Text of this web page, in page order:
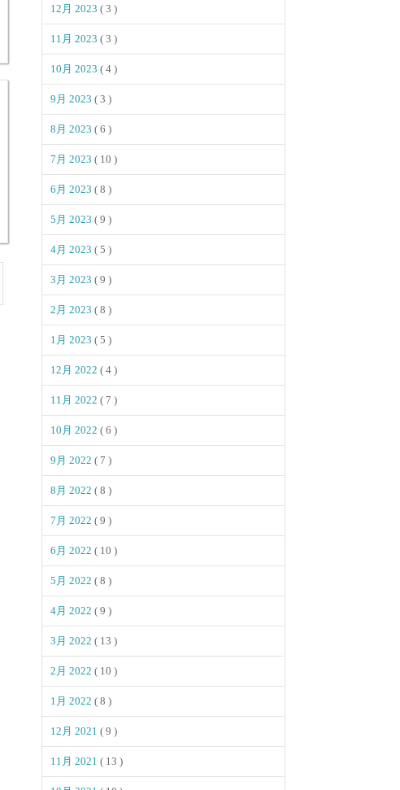
12月 2023 ( 3 )
11月 2023 ( 3 )
10月 2023 ( 4 )
9月 2023 ( 3 )
8月 2023 ( 6 )
7月 2023 ( 10 )
6月 2023 ( 8 )
5月 2023 ( 9 )
4月 2023 ( 5 )
3月 2023 ( 9 )
2月 2023 ( 8 )
1月 2023 ( 5 )
12月 2022 ( 4 )
11月 2022 ( 7 )
10月 2022 ( 6 )
9月 2022 ( 7 )
8月 2022 ( 8 )
7月 2022 ( 9 )
6月 2022 ( 10 )
5月 2022 ( 8 )
4月 2022 ( 9 )
3月 2022 ( 13 )
2月 2022 ( 10 )
1月 2022 ( 8 )
12月 2021 ( 9 )
11月 2021 ( 13 )